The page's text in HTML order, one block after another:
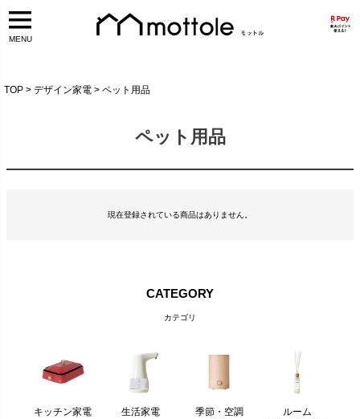
MENU
TOP デザイン家電 ペット用品
ペット用品
現在登録されている商品はありません。
CATEGORY
カテゴリ
キッチン家電 生活家電
季節・空調
ルーム